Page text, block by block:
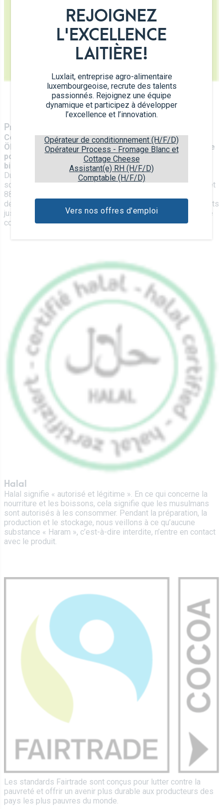
REJOIGNEZ
L'EXCELLENCE
LAITIÈRE!
Luxlait, entreprise agro-alimentaire
luxembourgeoise, recrute des talents
passionnés. Rejoignez une équipe
dynamique et participez à développer
l’excellence et l’innovation.
Opérateur de conditionnement (H/F/D)
Opérateur Process - Fromage Blanc et
Cottage Cheese
Assistant(e) RH (H/F/D)
Comptable (H/F/D)
Vers nos offres d'emploi
Produits biologiques – LU-BIO-04
Certifications par le Prüfverein Verarbeitung
Ökologische Landbauprodukte (Association de contrôle
pour la transformation des produits agricoles
biologiques)
Du champ au comptoir du magasin, les produits biologiques
sont contrôlés selon les règlements européens 834/2007 et
889/2008. Une fois par an, toutes les parties concernées,
depuis les producteurs, les transformateurs et les négociants
jusqu’aux importateurs, sont contrôlées par un organisme de
contrôle agréé par l’État.
Halal
Halal signifie « autorisé et légitime ». En ce qui concerne la
nourriture et les boissons, cela signifie que les musulmans
sont autorisés à les consommer. Pendant la préparation, la
production et le stockage, nous veillons à ce qu’aucune
substance « Haram », c’est-à-dire interdite, n’entre en contact
avec le produit.
Les standards Fairtrade sont conçus pour lutter contre la
pauvreté et offrir un avenir plus durable aux producteurs des
pays les plus pauvres du monde.